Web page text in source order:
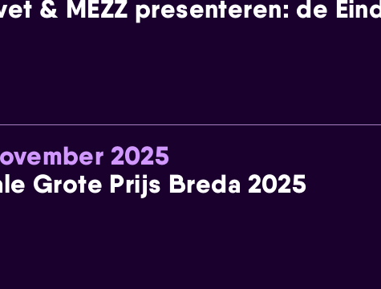
& MEZZ presenteren: de
2025
Grote Prijs Breda 2025